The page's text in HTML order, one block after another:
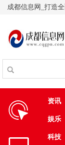
成都信息网_打造
资讯
娱乐
科技